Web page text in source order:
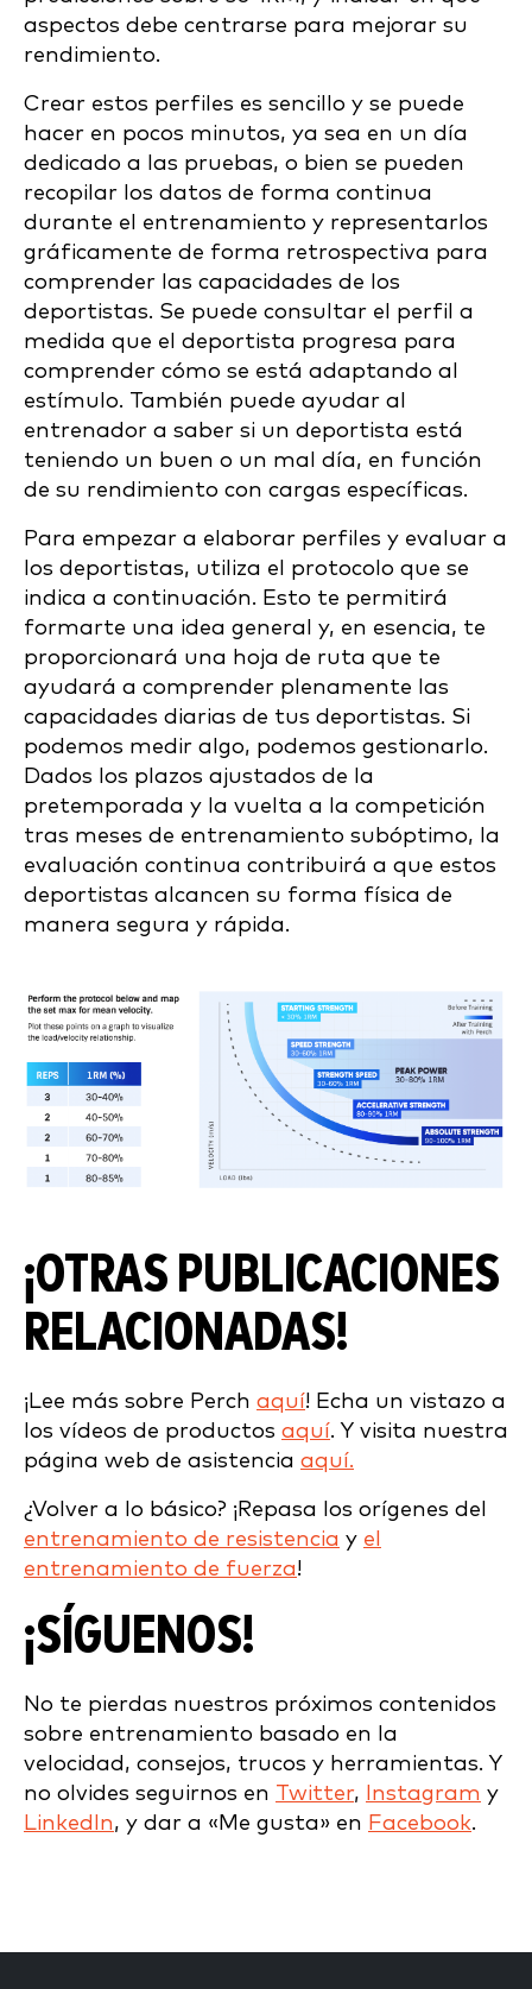
aspectos debe centrarse para mejorar su
rendimiento.
Crear estos perfiles es sencillo y se puede
hacer en pocos minutos, ya sea en un día
dedicado a las pruebas, o bien se pueden
recopilar los datos de forma continua
durante el entrenamiento y representarlos
gráficamente de forma retrospectiva para
comprender las capacidades de los
deportistas. Se puede consultar el perfil a
medida que el deportista progresa para
comprender cómo se está adaptando al
estímulo. También puede ayudar al
entrenador a saber si un deportista está
teniendo un buen o un mal día, en función
de su rendimiento con cargas específicas.
Para empezar a elaborar perfiles y evaluar a
los deportistas, utiliza el protocolo que se
indica a continuación. Esto te permitirá
formarte una idea general y, en esencia, te
proporcionará una hoja de ruta que te
ayudará a comprender plenamente las
capacidades diarias de tus deportistas. Si
podemos medir algo, podemos gestionarlo.
Dados los plazos ajustados de la
pretemporada y la vuelta a la competición
tras meses de entrenamiento subóptimo, la
evaluación continua contribuirá a que estos
deportistas alcancen su forma física de
manera segura y rápida.
¡OTRAS PUBLICACIONES
RELACIONADAS!
¡Lee más sobre Perch aquí! Echa un vistazo a
los vídeos de productos aquí. Y visita nuestra
página web de asistencia aquí.
¿Volver a lo básico? ¡Repasa los orígenes del
entrenamiento de resistencia y el
entrenamiento de fuerza!
¡SÍGUENOS!
No te pierdas nuestros próximos contenidos
sobre entrenamiento basado en la
velocidad, consejos, trucos y herramientas. Y
no olvides seguirnos en Twitter, Instagram y
LinkedIn, y dar a «Me gusta» en Facebook.